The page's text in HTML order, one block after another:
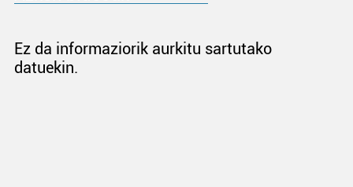
Ez da informaziorik aurkitu sartutako
datuekin.